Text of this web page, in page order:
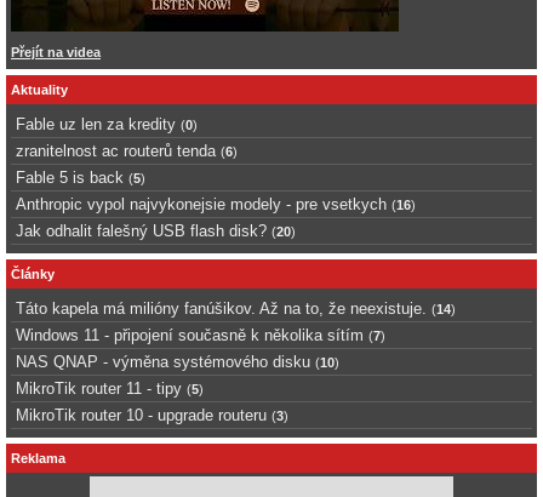
Přejít na videa
Aktuality
Fable uz len za kredity (0)
zranitelnost ac routerů tenda (6)
Fable 5 is back (5)
Anthropic vypol najvykonejsie modely - pre vsetkych (16)
Jak odhalit falešný USB flash disk? (20)
Články
Táto kapela má milióny fanúšikov. Až na to, že neexistuje. (14)
Windows 11 - připojení současně k několika sítím (7)
NAS QNAP - výměna systémového disku (10)
MikroTik router 11 - tipy (5)
MikroTik router 10 - upgrade routeru (3)
Reklama